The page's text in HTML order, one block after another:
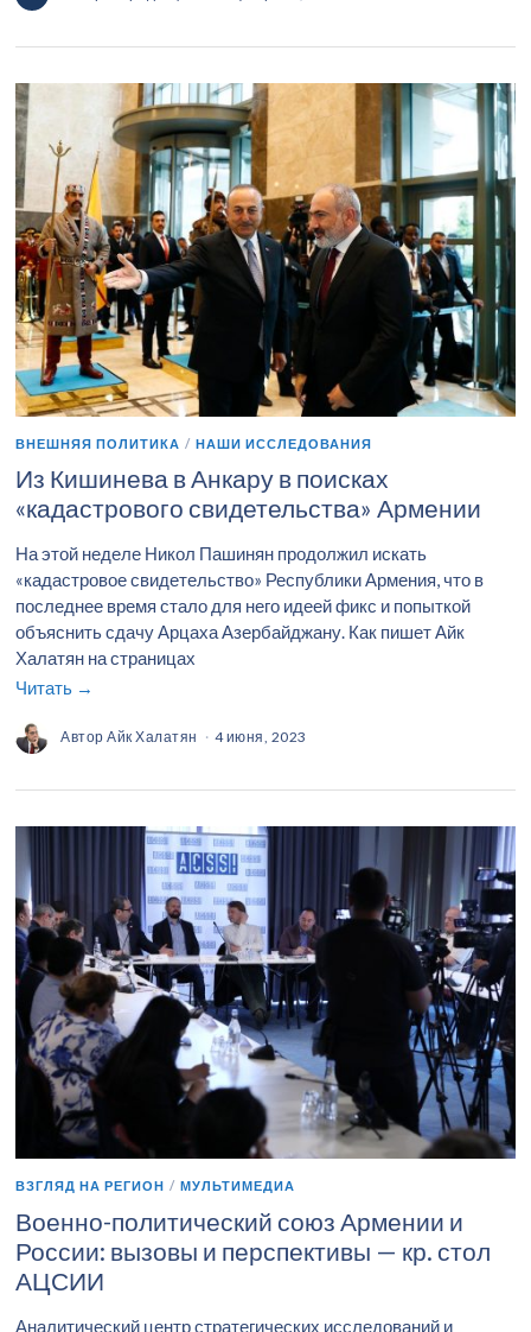
ВНЕШНЯЯ ПОЛИТИКА / НАШИ ИССЛЕДОВАНИЯ
Из Кишинева в Анкару в поисках
«кадастрового свидетельства» Армении
На этой неделе Никол Пашинян продолжил искать
«кадастровое свидетельство» Республики Армения, что в
последнее время стало для него идеей фикс и попыткой
объяснить сдачу Арцаха Азербайджану. Как пишет Айк
Халатян на страницах
Читать →
АвторАйк Халатян 4 июня, 2023
ВЗГЛЯД НА РЕГИОН / МУЛЬТИМЕДИА
Военно-политический союз Армении и
России: вызовы и перспективы — кр. стол
АЦСИИ
Аналитический центр стратегических исследований и